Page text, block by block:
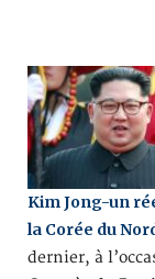
Kim Jong-un
la Corée du
dernier, à